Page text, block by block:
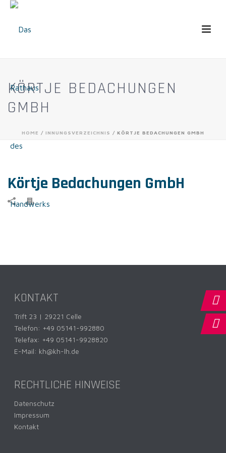
KÖRTJE BEDACHUNGEN
GMBH
HOME / INNUNGSVERZEICHNIS / KÖRTJE BEDACHUNGEN GMBH
Körtje Bedachungen GmbH
KONTAKT
Trift 23 | 29221 Celle
Telefon: +49 05141-992880
Telefax: +49 05141-9928820
E-Mail: kh@kh-lh.de
RECHTLICHE HINWEISE
Datenschutz
Impressum
Kontakt